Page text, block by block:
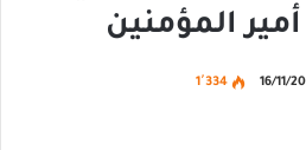
المؤمنين
16/11/ 1٬334